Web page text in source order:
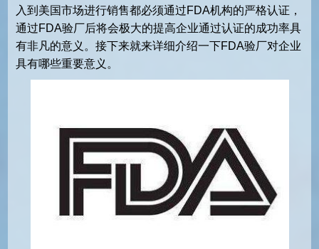
入到美国市场进行销售都必须通过FDA机构的严格认证，
通过FDA验厂后将会极大的提高企业通过认证的成功率具
有非凡的意义。接下来就来详细介绍一下FDA验厂对企业
具有哪些重要意义。